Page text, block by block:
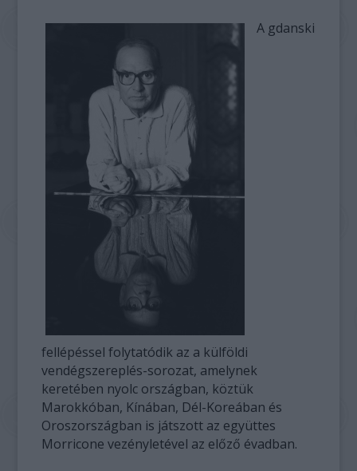
A gdanski
fellépéssel folytatódik az a külföldi
vendégszereplés-sorozat, amelynek
keretében nyolc országban, köztük
Marokkóban, Kínában, Dél-Koreában és
Oroszországban is játszott az együttes
Morricone vezényletével az előző évadban.